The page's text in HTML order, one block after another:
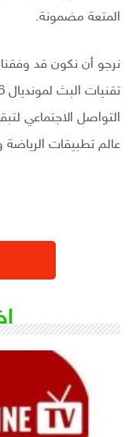
المتعة مضمونة.
نرجو أن نكون قد
التواصل الاجتماعي
عالم تطبيقات الرياضة